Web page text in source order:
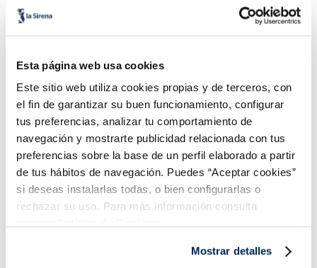
Esta página web usa cookies
Este sitio web utiliza cookies propias y de terceros, con
el fin de garantizar su buen funcionamiento, configurar
tus preferencias, analizar tu comportamiento de
navegación y mostrarte publicidad relacionada con tus
preferencias sobre la base de un perfil elaborado a partir
de tus hábitos de navegación. Puedes “Aceptar cookies”
si deseas instalarlas todas, o bien configurarlas o
rechazar su uso. Para más información consulta
Mostrar detalles
También te puede interesar...
Vasito helado vainilla y
chocolate
Sin gluten
Tarrina Premium Menta
con chocolate